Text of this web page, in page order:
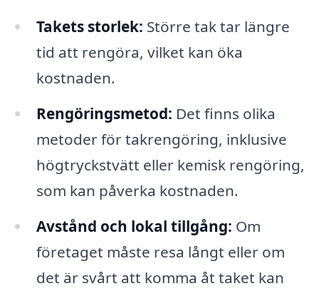
Takets storlek: Större tak tar längre
tid att rengöra, vilket kan öka
kostnaden.
Rengöringsmetod: Det finns olika
metoder för takrengöring, inklusive
högtryckstvätt eller kemisk rengöring,
som kan påverka kostnaden.
Avstånd och lokal tillgång: Om
företaget måste resa långt eller om
det är svårt att komma åt taket kan